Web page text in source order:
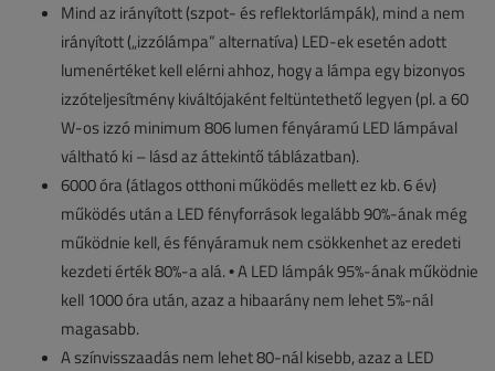
Mind az irányított (szpot- és reflektorlámpák), mind a nem
irányított („izzólámpa” alternatíva) LED-ek esetén adott
lumenértéket kell elérni ahhoz, hogy a lámpa egy bizonyos
izzóteljesítmény kiváltójaként feltüntethető legyen (pl. a 60
W-os izzó minimum 806 lumen fényáramú LED lámpával
váltható ki – lásd az áttekintő táblázatban).
6000 óra (átlagos otthoni működés mellett ez kb. 6 év)
működés után a LED fényforrások legalább 90%-ának még
működnie kell, és fényáramuk nem csökkenhet az eredeti
kezdeti érték 80%-a alá. • A LED lámpák 95%-ának működnie
kell 1000 óra után, azaz a hibaarány nem lehet 5%-nál
magasabb.
A színvisszaadás nem lehet 80-nál kisebb, azaz a LED